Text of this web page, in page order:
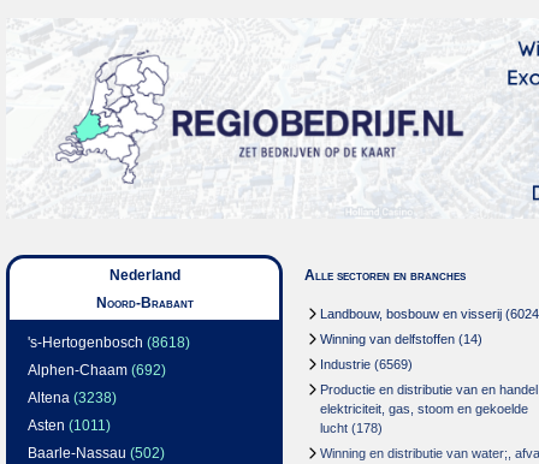
Nederland
Noord-Brabant
's-Hertogenbosch (8618)
Alphen-Chaam (692)
Altena (3238)
Asten (1011)
Baarle-Nassau (502)
Alle sectoren en branches
Landbouw, bosbouw en visserij
Winning van delfstoffen (14)
Industrie (6569)
Productie en distributie van en
elektriciteit, gas, stoom en gekoelde
lucht (178)
Winning en distributie van water;,